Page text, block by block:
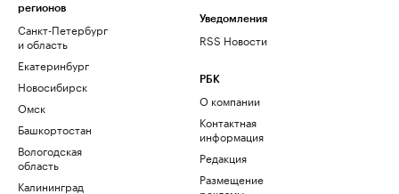
регионов
Санкт-Петербург
и область
Екатеринбург
Новосибирск
Омск
Башкортостан
Вологодская
область
Калининград
Уведомления
RSS Новости
РБК
О компании
Контактная
информация
Редакция
Размещение